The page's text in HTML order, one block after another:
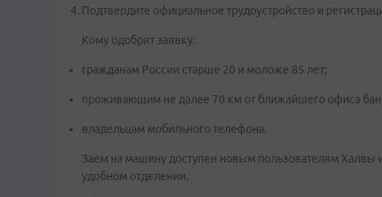
Подтвердите официальное трудоустройство и
Кому одобрят заявку:
гражданам России старше 20 и моложе 85 лет;
проживающим не далее 70 км от ближайшего офиса
владельцам мобильного телефона.
Заем на машину доступен новым пользователям Халвы
удобном отделении.